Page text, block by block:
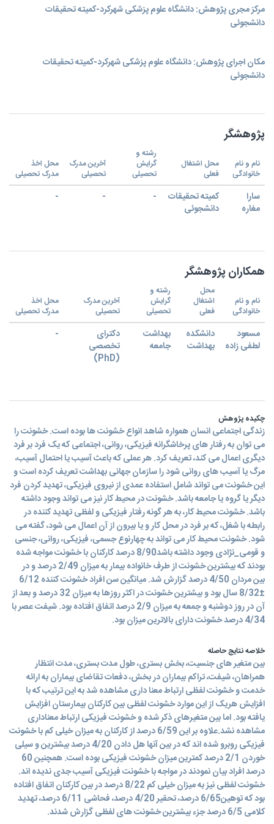
مرکز مجری پژوهش: دانشگاه علوم پزشکی شهرکرد-کمیته تحقیقات
دانشجوئی
مکان اجرای پژوهش: دانشگاه علوم پزشکی شهرکرد-کمیته تحقیقات
دانشجوئی
پژوهشگر
نام و نام
خانوادگی
محل اشتغال
فعلی
رشته و
گرایش
تحصیلی
آخرین مدرک
تحصیلی
محل اخذ
مدرک تحصیلی
سارا
مغاره
کمیته تحقیقات
دانشجوئی
-
-
-
همکاران پژوهشگر
نام و نام
خانوادگی
محل
اشتغال
فعلی
رشته و
گرایش
تحصیلی
آخرین مدرک
تحصیلی
محل اخذ
مدرک تحصیلی
مسعود
لطفی زاده
دانشکده
بهداشت
بهداشت
جامعه
دکترای
تخصصی
(PhD)
-
چکیده پژوهش
زندگی اجتماعی انسان همواره شاهد انواع خشونت ها بوده است. خشونت را
می توان به رفتار های پرخاشگرانه فیزیکی، روانی، اجتماعی که یک فرد بر فرد
دیگری اعمال می کند، تعریف کرد. هر عملی که باعث آسیب یا احتمال آسیب،
مرگ یا آسیب های روانی شود را سازمان جهانی بهداشت تعریف کرده است و
این خشونت می تواند شامل استفاده عمدی از نیروی فیزیکی، تهدید کردن فرد
دیگر یا گروه یا جامعه باشد. خشونت در محیط کار نیز می تواند وجود داشته
باشد. خشونت محیط کار، به هر گونه رفتار فیزیکی و لفظی تهدید کننده در
رابطه با شغل، که بر فرد در محل کار و یا بیرون از آن اعمال می شود، گفته می
شود. خشونت محیط کار می تواند به چهارنوع جسمی، فیزیکی، روانی، جنسی
و قومی_نژادی وجود داشته باشد8/90 درصد کارکنان با خشونت مواجه شده
بودند که بیشترین خشونت از طرف خانواده بیمار به میزان 2/49 درصد و در
بین مردان 4/50 درصد گزارش شد. میانگین سن افراد خشونت کننده 6/12
±8/32 سال بود و بیشترین خشونت در اکثر روزها به میزان 32 درصد و بعد از
آن در روز دوشنبه و جمعه به میزان 2/9 درصد اتفاق افتاده بود. شیفت عصر با
4/34 درصد خشونت دارای بالاترین میزان بود.
خلاصه نتایج حاصله
بین متغیر های جنسیت، بخش بستری، طول مدت بستری، مدت انتظار
همراهان، شیفت، تراکم بیماران در بخش، دفعات تقاضای بیماران به ارائه
خدمت و خشونت لفظی ارتباط معنا داری مشاهده شد به این ترتیب که با
افزایش هریک از این موارد خشونت لفظی بین کارکنان بیمارستان افزایش
یافته بود. اما بین متغیرهای ذکر شده و خشونت فیزیکی ارتباط معناداری
مشاهده نشد.علاوه بر این 6/59 درصد از کارکنان به میزان خیلی کم با خشونت
فیزیکی روبرو شده اند که در بین آنها هل دادن 4/20 درصد بیشترین و سیلی
خوردن 2/1 درصد کمترین میزان خشونت فیزیکی بوده است. همچنین 60
درصد افراد بیان نمودند در مواجه با خشونت فیزیکی آسیب جدی ندیده اند.
خشونت لفظی نیز به میزان خیلی کم 8/22 درصد در بین کارکنان اتفاق افتاده
بود که توهین6/65 درصد، تحقیر 4/20 درصد، فحاشی 6/11 درصد، تهدید
کلامی 6/5 درصد جزء بیشترین خشونت های لفظی گزارش شدند.